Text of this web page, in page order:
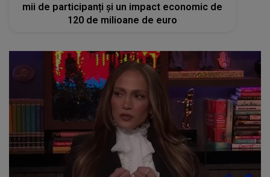
mii de participanți și un impact economic de
120 de milioane de euro